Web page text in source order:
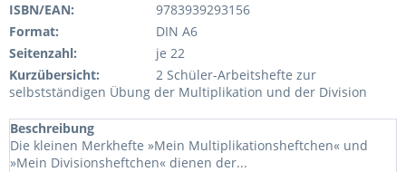
ISBN/EAN:
9783939293156
Format:
DIN A6
Seitenzahl:
je 22
Kurzübersicht:
2 Schüler-Arbeitshefte zur
selbstständigen Übung der Multiplikation und der Division
Beschreibung
Die kleinen Merkhefte »Mein Multiplikationsheftchen« und
»Mein Divisionsheftchen« dienen der...